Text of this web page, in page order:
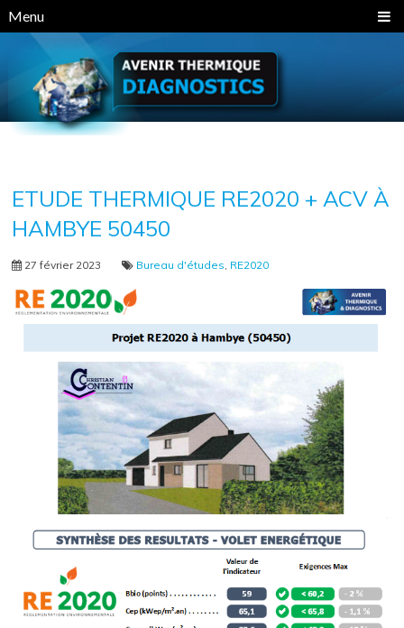
Menu
ETUDE THERMIQUE RE2020 + ACV À
HAMBYE 50450
27 février 2023 Bureau d'études RE2020
Panneau de gestion des cookies